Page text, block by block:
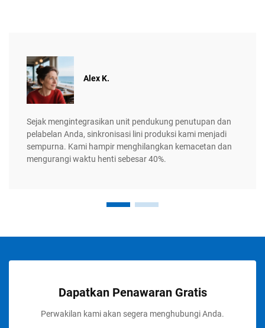
Alex K.
Sejak mengintegrasikan unit pendukung penutupan dan
pelabelan Anda, sinkronisasi lini produksi kami menjadi
sempurna. Kami hampir menghilangkan kemacetan dan
mengurangi waktu henti sebesar 40%.
Dapatkan Penawaran Gratis
Perwakilan kami akan segera menghubungi Anda.